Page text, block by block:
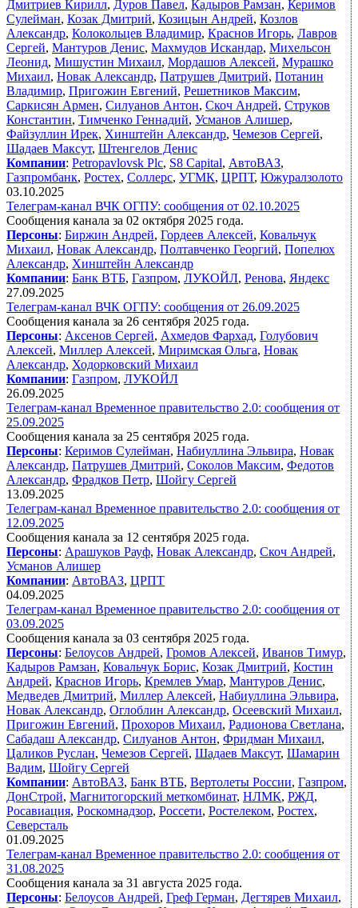
Дмитриев Кирилл, Дуров Павел, Кадыров Рамзан, Керимов
Сулейман, Козак Дмитрий, Козицын Андрей, Козлов
Александр, Колокольцев Владимир, Краснов Игорь, Лавров
Сергей, Мантуров Денис, Махмудов Искандар, Михельсон
Леонид, Мишустин Михаил, Мордашов Алексей, Мурашко
Михаил, Новак Александр, Патрушев Дмитрий, Потанин
Владимир, Пригожин Евгений, Решетников Максим,
Саркисян Армен, Силуанов Антон, Скоч Андрей, Струков
Константин, Тимченко Геннадий, Усманов Алишер,
Файзуллин Ирек, Хинштейн Александр, Чемезов Сергей,
Шадаев Максут, Штенгелов Денис
Компании: Petropavlovsk​ Plc, S8 Capital, АвтоВАЗ,
Газпромбанк, Ростех, Соллерс, УГМК, ЦРПТ, Южуралзолото
03.10.2025
Телеграм-канал ВЧК ОГПУ: сообщения от 02.10.2025
Сообщения канала за 02 октября 2025 года.
Персоны: Биржин Андрей, Гордеев Алексей, Ковальчук
Михаил, Новак Александр, Полтавченко Георгий, Попелюх
Александр, Хинштейн Александр
Компании: Банк ВТБ, Газпром, ЛУКОЙЛ, Ренова, Яндекс
27.09.2025
Телеграм-канал ВЧК ОГПУ: сообщения от 26.09.2025
Сообщения канала за 26 сентября 2025 года.
Персоны: Аксенов Сергей, Ахмедов Фархад, Голубович
Алексей, Миллер Алексей, Миримская Ольга, Новак
Александр, Ходорковский Михаил
Компании: Газпром, ЛУКОЙЛ
26.09.2025
Телеграм-канал Временное правительство 2.0: сообщения от
25.09.2025
Сообщения канала за 25 сентября 2025 года.
Персоны: Керимов Сулейман, Набиуллина Эльвира, Новак
Александр, Патрушев Дмитрий, Соколов Максим, Федотов
Александр, Фрадков Петр, Шойгу Сергей
13.09.2025
Телеграм-канал Временное правительство 2.0: сообщения от
12.09.2025
Сообщения канала за 12 сентября 2025 года.
Персоны: Арашуков Рауф, Новак Александр, Скоч Андрей,
Усманов Алишер
Компании: АвтоВАЗ, ЦРПТ
04.09.2025
Телеграм-канал Временное правительство 2.0: сообщения от
03.09.2025
Сообщения канала за 03 сентября 2025 года.
Персоны: Белоусов Андрей, Громов Алексей, Иванов Тимур,
Кадыров Рамзан, Ковальчук Борис, Козак Дмитрий, Костин
Андрей, Краснов Игорь, Кремлев Умар, Мантуров Денис,
Медведев Дмитрий, Миллер Алексей, Набиуллина Эльвира,
Новак Александр, Оглоблин Александр, Осеевский Михаил,
Пригожин Евгений, Прохоров Михаил, Радионова Светлана,
Сабадаш Александр, Силуанов Антон, Фридман Михаил,
Цаликов Руслан, Чемезов Сергей, Шадаев Максут, Шамарин
Вадим, Шойгу Сергей
Компании: АвтоВАЗ, Банк ВТБ, Вертолеты России, Газпром,
ДонСтрой, Магнитогорский меткомбинат, НЛМК, РЖД,
Росавиация, Роскомнадзор, Россети, Ростелеком, Ростех,
Северсталь
01.09.2025
Телеграм-канал Временное правительство 2.0: сообщения от
31.08.2025
Сообщения канала за 31 августа 2025 года.
Персоны: Белоусов Андрей, Греф Герман, Дегтярев Михаил,